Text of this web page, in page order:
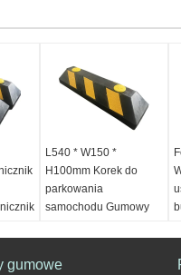
L540 * W150 *
H100mm Korek do
parkowania
samochodu Gumowy
Nazwa produktu:
gumowe